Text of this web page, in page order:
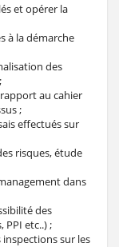
et opérer la
à la démarche
des
au cahier
;
effectués sur
risques, étude
dans
des
etc..) ;
inspections sur les